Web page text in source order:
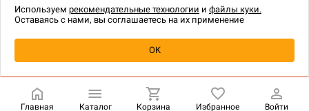
Купить
технологии.
Главная Каталог Корзина Избранное Войти
Используем рекомендательные технологии и файлы куки.
Оставаясь с нами, вы соглашаетесь на их применение
OK